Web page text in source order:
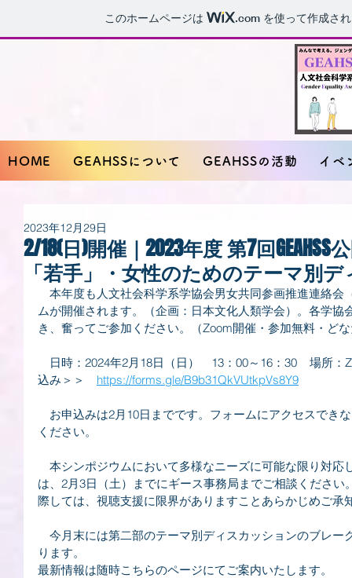
このホームページは .com を使って作成さ
HOME GEAHSSについて GEAHSSの活動 イベ
2/18(日)開催｜2023年度 第7回
「若手」・女性のためのテーマ別
2023年12月29日
本年度も人文社会科学系学協会男女共同参画推進連絡会
ムが開催されます。（企画：日本文化人類学会）。各学協
き、奮ってご参加ください。（Zoom開催・参加無料・ど
日時：2024年2月18日（日）　13：00～16：30    場所
込み＞＞ https://forms.gle/B9b31QkVUtkpVs8Y9
お申込みは2月10日までです。フォームにアクセスでき
ください。
本シンポジウムにおいて多様なニーズに可能な限り対応
は、2月3日（土）までにギース事務局までご相談くださ
際しては、視聴支援に限界がありますことあらかじめご承
今月末には第二部のテーマ別ディスカッションのブレー
ります。
最新情報は随時こちらのページにてご案内いたします。